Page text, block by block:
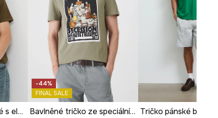
Bavlněné tričko pánské s elastanem, ze strukturovaného úpletu
-44%
FINAL SALE
Bavlněné tričko ze speciální kolekce Eviva L'arte zelená barva